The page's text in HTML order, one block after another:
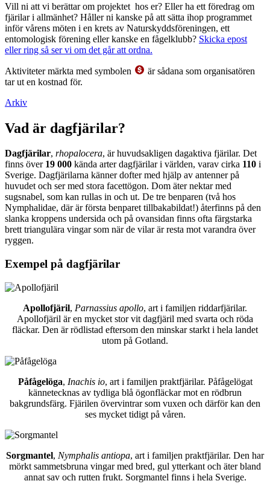
Vill ni att vi berättar om projektet hos er? Eller ha ett föredrag om
fjärilar i allmänhet? Håller ni kanske på att sätta ihop programmet
inför vårens möten i en krets av Naturskyddsföreningen, ett
entomologisk förening eller kanske en fågelklubb? Skicka epost
eller ring så ser vi om det går att ordna.
Aktiviteter märkta med symbolen
är sådana som organisatören
tar ut en kostnad för.
Arkiv
Vad är dagfjärilar?
Dagfjärilar, rhopalocera, är huvudsakligen dagaktiva fjärilar. Det
finns över 19 000 kända arter dagfjärilar i världen, varav cirka 110 i
Sverige. Dagfjärilarna känner dofter med hjälp av antenner på
huvudet och ser med stora facettögon. Dom äter nektar med
sugsnabel, som kan rullas in och ut. De tre benparen (två hos
Nymphalidae, där är första benparet tillbakabildat!) återfinns på den
slanka kroppens undersida och på ovansidan finns ofta färgstarka
brett triangulära vingar som när de vilar är resta mot varandra över
ryggen.
Exempel på dagfjärilar
Apollofjäril, Parnassius apollo, art i familjen riddarfjärilar.
Apollofjäril är en mycket stor vit dagfjäril med svarta och röda
fläckar. Den är rödlistad eftersom den minskar starkt i hela landet
utom på Gotland.
Påfågelöga, Inachis io, art i familjen praktfjärilar. Påfågelögat
kännetecknas av tydliga blå ögonfläckar mot en rödbrun
bakgrundsfärg. Fjärilen övervintrar som vuxen och därför kan den
ses mycket tidigt på våren.
Sorgmantel, Nymphalis antiopa, art i familjen praktfjärilar. Den har
mörkt sammetsbruna vingar med bred, gul ytterkant och äter bland
annat sav och rutten frukt. Sorgmantel finns i hela Sverige.